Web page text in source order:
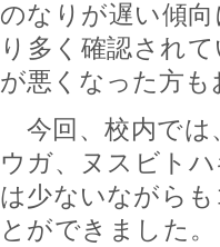
のなりが遅い傾
り多く確認され
が悪くなった方
今回、校内では
ウガ、ヌスビト
は少ないながら
とができました